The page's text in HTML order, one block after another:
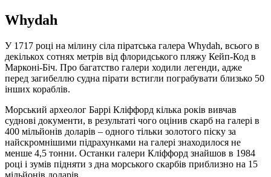
Whydah
У 1717 році на мілину сіла піратська галера Whydah, всього в
декількох сотнях метрів від флоридського пляжу Кейп-Код в
Марконі-Біч. Про багатство галери ходили легенди, адже
перед загибеллю судна пірати встигли пограбувати близько 50
інших кораблів.
Морський археолог Баррі Кліффорд кілька років вивчав
суднові документи, в результаті чого оцінив скарб на галері в
400 мільйонів доларів – одного тільки золотого піску за
найскромнішими підрахунками на галері знаходилося не
менше 4,5 тонни. Останки галери Кліффорд знайшов в 1984
році і зумів підняти з дна морського скарбів приблизно на 15
мільйонів доларів.